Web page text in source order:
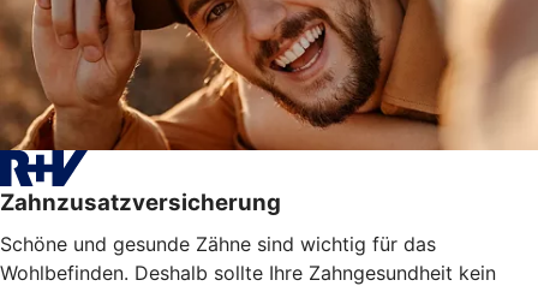
Zahnzusatzversicherung
Schöne und gesunde Zähne sind wichtig für das
Wohlbefinden. Deshalb sollte Ihre Zahngesundheit kein